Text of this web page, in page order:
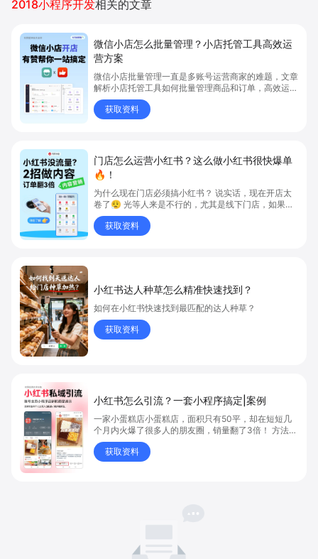
2018小程序开发相关的文章
微信小店怎么批量管理？小店托管工具高效运
营方案
微信小店批量管理一直是多账号运营商家的难题，文章
解析小店托管工具如何批量管理商品和订单，高效运营
多账号微信小店。通过智能同步、AI运营托管和丰富营
销玩法，全面提升门店管理效率。点击了解微信小店批
量管理、高效托管的实用方案！
获取资料
门店怎么运营小红书？这么做小红书很快爆单
🔥！
为什么现在门店必须搞小红书？ 说实话，现在开店太
卷了😮‍💨 光等人来是不行的，尤其是线下门店，如果你
还没开始做小红书，那真的就是“闭着眼放弃客流”🚪
💸 获取资料
小红书达人种草怎么精准快速找到？
如何在小红书快速找到最匹配的达人种草？
获取资料
小红书怎么引流？一套小程序搞定|案例
一家小蛋糕店小蛋糕店，面积只有50平，却在短短几
个月内火爆了很多人的朋友圈，销量翻了3倍！ 方法则
是——巧妙借助小红书的种草平台和闭环引流，实现从
“种草”到“成交”的完美闭环！ 👇
获取资料